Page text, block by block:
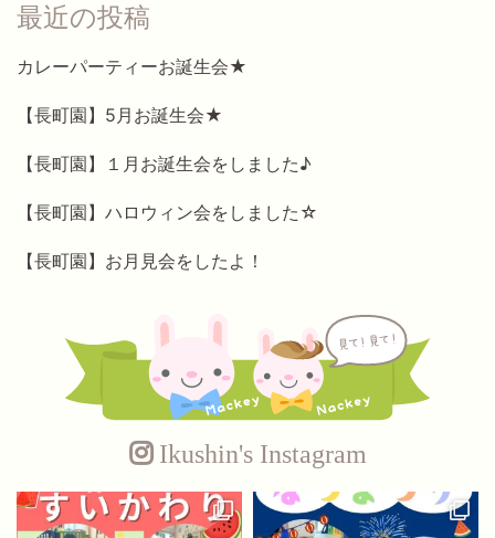
最近の投稿
カレーパーティーお誕生会★
【長町園】5月お誕生会★
【長町園】１月お誕生会をしました♪
【長町園】ハロウィン会をしました☆
【長町園】お月見会をしたよ！
Ikushin's Instagram